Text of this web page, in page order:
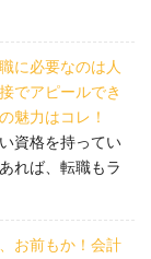
に必要なのは人
でアピールでき
魅力はコレ！
資格を持ってい
れば、転職もラ
お前もか！会計